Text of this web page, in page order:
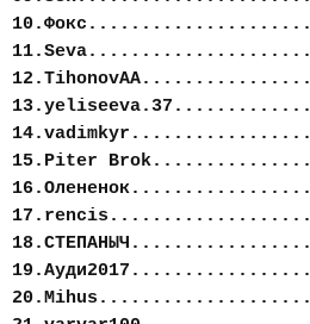
10.Фокс.....................
11.Seva.....................
12.TihonovAA................
13.yeliseeva.37.............
14.vadimkyr.................
15.Piter Brok...............
16.Олененок.................
17.rencis...................
18.СТЕПАНЫЧ.................
19.Ауди2017.................
20.Mihus....................